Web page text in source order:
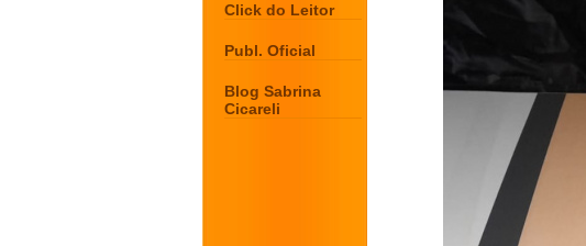
Click do Leitor
Publ. Oficial
Blog Sabrina
Cicareli